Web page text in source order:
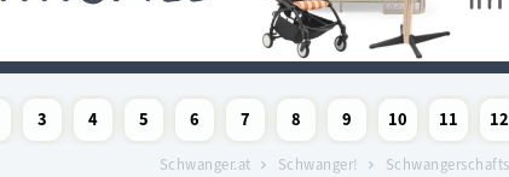
3
4
Schwangerschaftswoche
5
Schwangerschaftswoche
6
Schwangerschaftswoche
7
Schwangerschaftswoche
8
Schwangerschaftswoche
9
Schwangerschaftswoche
10
Schwangerschaftswoche
11
12
Schwanger.at Schwanger!